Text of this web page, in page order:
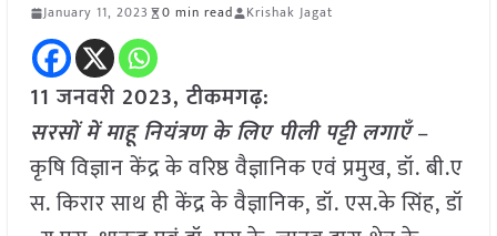
January 11, 2023 0 min read Krishak Jagat
11 जनवरी 2023, टीकमगढ़:
सरसों में माहू नियंत्रण के लिए पीली पट्टी लगाएँ–
कृषि विज्ञान केंद्र के वरिष्ठ वैज्ञानिक एवं प्रमुख, डॉ. बी.ए
स. किरार साथ ही केंद्र के वैज्ञानिक, डॉ. एस.के सिंह, डॉ